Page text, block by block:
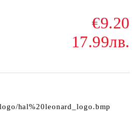
€9.20
17.99лв.